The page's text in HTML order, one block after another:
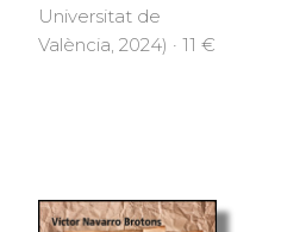
Universitat de
València, 2024) · 11 €